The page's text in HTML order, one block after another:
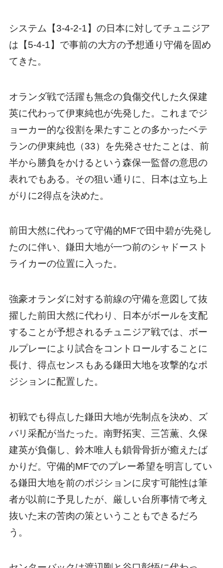
システム【3-4-2-1】の日本に対してチュニジア
は【5-4-1】で事前の大方の予想通り守備を固め
てきた。
オランダ戦で活躍も無念の負傷交代した久保建
英に代わって伊東純也が先発した。これまでジ
ョーカー的な役割を果たすことの多かったベテ
ランの伊東純也（33）を先発させたことは、前
半から勝負をかけるという森保一監督の意思の
表れでもある。その狙い通りに、日本は立ち上
がりに2得点を決めた。
前田大然に代わって守備的MFで田中碧が先発し
たのに伴い、鎌田大地が一つ前のシャドースト
ライカーの位置に入った。
強豪オランダに対する前線の守備を意図して抜
擢した前田大然に代わり、日本がボールを支配
することが予想されるチュニジア戦では、ボー
ルプレーにより試合をコントロールすることに
長け、得点センスもある鎌田大地を攻撃的なポ
ジションに配置した。
初戦でも得点した鎌田大地が先制点を決め、ズ
バリ采配が当たった。南野拓実、三笘薫、久保
建英が負傷し、鈴木唯人も鎖骨骨折が癒えたば
かりだ。守備的MFでのプレー希望を明言してい
る鎌田大地を前のポジションに戻す可能性は筆
者が以前に予見したが、厳しい台所事情で考え
抜いた末の苦肉の策ということもできるだろ
う。